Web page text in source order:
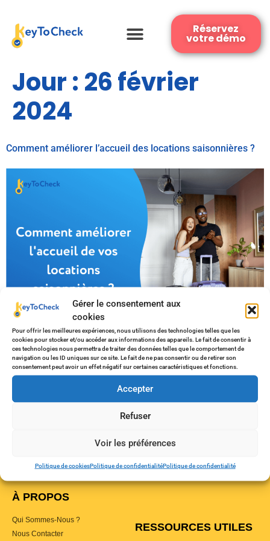
Gérer le consentement aux
cookies
Pour offrir les meilleures expériences, nous utilisons des technologies telles que les
cookies pour stocker et/ou accéder aux informations des appareils. Le fait de consentir à
ces technologies nous permettra de traiter des données telles que le comportement de
navigation ou les ID uniques sur ce site. Le fait de ne pas consentir ou de retirer son
consentement peut avoir un effet négatif sur certaines caractéristiques et fonctions.
Accepter
Refuser
Voir les préférences
Politique de cookiesPolitique de confidentialitéPolitique de confidentialité
Réservez
votre démo
Jour : 26 février
2024
Comment améliorer l’accueil des locations saisonnières ?
En plein dans les vacances d’hivers 2024, les conciergeries
locatives et hôtes saisonniers jouent leur image pour les
réservations de printemps. Et ce, surtout durant l’accueil
des vacanciers hivernaux. Lorsque les voyageurs
choisissent de séjourner dans une location saisonnière,
l’accueil qu’ils reçoivent peut grandement influencer leur
À PROPOS
Qui Sommes-Nous ?
Nous Contacter
RESSOURCES UTILES